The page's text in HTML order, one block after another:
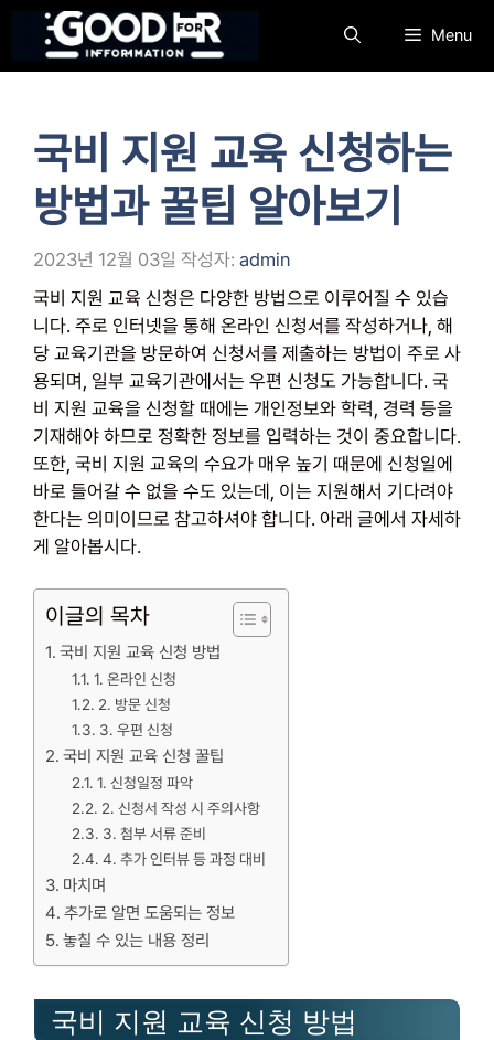
츠
Menu
국비 지원 교육 신청하는
방법과 꿀팁 알아보기
2023년 12월 03일 작성자: admin
국비 지원 교육 신청은 다양한 방법으로 이루어질 수 있습
니다. 주로 인터넷을 통해 온라인 신청서를 작성하거나, 해
당 교육기관을 방문하여 신청서를 제출하는 방법이 주로 사
용되며, 일부 교육기관에서는 우편 신청도 가능합니다. 국
비 지원 교육을 신청할 때에는 개인정보와 학력, 경력 등을
기재해야 하므로 정확한 정보를 입력하는 것이 중요합니다.
또한, 국비 지원 교육의 수요가 매우 높기 때문에 신청일에
바로 들어갈 수 없을 수도 있는데, 이는 지원해서 기다려야
한다는 의미이므로 참고하셔야 합니다. 아래 글에서 자세하
게 알아봅시다.
이글의 목차
국비 지원 교육 신청 방법
1. 온라인 신청
2. 방문 신청
3. 우편 신청
국비 지원 교육 신청 꿀팁
1. 신청일정 파악
2. 신청서 작성 시 주의사항
3. 첨부 서류 준비
4. 추가 인터뷰 등 과정 대비
마치며
추가로 알면 도움되는 정보
놓칠 수 있는 내용 정리
국비 지원 교육 신청 방법